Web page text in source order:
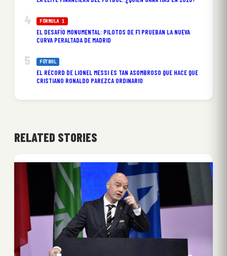
FÓRMULA 1
EL DESAFÍO MONUMENTAL: PILOTOS DE F1 PRUEBAN LA NUEVA
CURVA PERALTADA DE MADRID
FÚTBOL
EL RÉCORD DE LIONEL MESSI ES TAN ASOMBROSO QUE HACE QUE
CRISTIANO RONALDO PAREZCA ORDINARIO
RELATED STORIES